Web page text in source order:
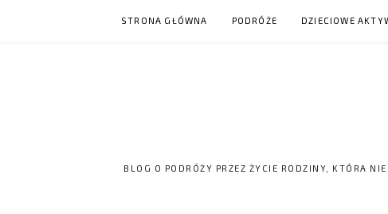
STRONA GŁÓWNA PODRÓŻE DZIECIOWE
BLOG O PODRÓŻY PRZEZ ŻYCIE RODZINY, KTÓRA